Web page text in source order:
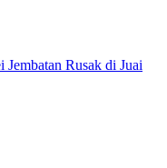
Rusak di Juai